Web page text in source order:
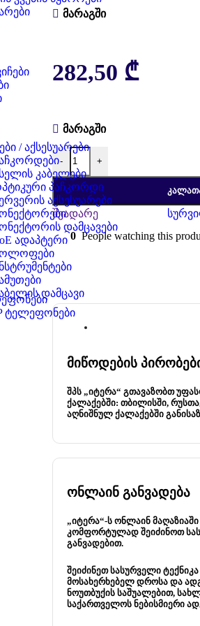
/ აქსესუარები
კაბელები
პაჩკორდი
აქსესუარები
დამცავები
ადაპტერი
დამცავი
ტელეფონები
მარაგში
282,50 ₾
მარაგში
- +
შეადარე
0 People watching this
მიწოდების
შპს „იტერა“ გთავაზობთ
ქალაქებში: თბილისში,
აღნიშნულ ქალაქებში
ონლაინ განვადება
„იტერა“-ს ონლაინ
კომფორტულად შეიძინოთ
განვადებით.
შეიძინეთ სასურველი
მოსახერხებელ დროსა და
ნოუთბუქის საშუალებით,
საქართველოს ნებისმიერი